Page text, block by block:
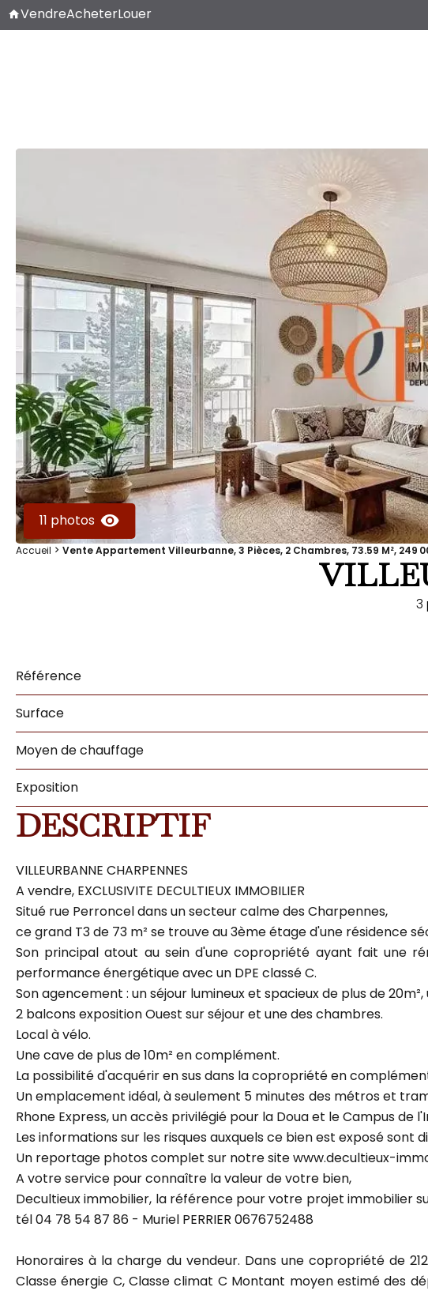
VendreAcheterLouer
11 photos
Accueil Vente Appartement Villeurbanne, 3 Pièces, 2 Chambres, 73.59 M², 249
3
Référence
Surface
Moyen de chauffage
Exposition
DESCRIPTIF
VILLEURBANNE CHARPENNES
A vendre, EXCLUSIVITE DECULTIEUX IMMOBILIER
Situé rue Perroncel dans un secteur calme des Charpennes,
ce grand T3 de 73 m² se trouve au 3ème étage d'une résidence
Son principal atout au sein d'une copropriété ayant fait une
performance énergétique avec un DPE classé C.
Son agencement : un séjour lumineux et spacieux de plus de
2 balcons exposition Ouest sur séjour et une des chambres.
Local à vélo.
Une cave de plus de 10m² en complément.
La possibilité d'acquérir en sus dans la copropriété en
Un emplacement idéal, à seulement 5 minutes des métros et
Rhone Express, un accès privilégié pour la Doua et le Campus de
Les informations sur les risques auxquels ce bien est exposé sont
Un reportage photos complet sur notre site www.decultieux-
A votre service pour connaître la valeur de votre bien,
Decultieux immobilier, la référence pour votre projet immobilier
tél 04 78 54 87 86 - Muriel PERRIER 0676752488
Honoraires à la charge du vendeur. Dans une copropriété de
Classe énergie C, Classe climat C Montant moyen estimé des